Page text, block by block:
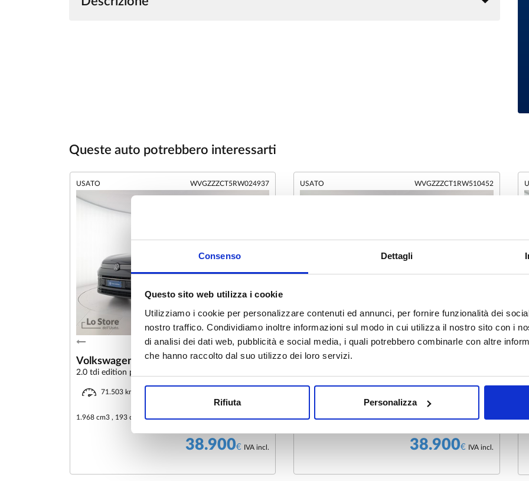
Consenso Dettagli
Questo sito web utilizza i cookie
Utilizziamo i cookie per personalizzare contenuti ed annunci, per fornire funzionalità dei
nostro traffico. Condividiamo inoltre informazioni sul modo in cui utilizza il nostro sito con i
di analisi dei dati web, pubblicità e social media, i quali potrebbero combinarle con altre
che hanno raccolto dal suo utilizzo dei loro servizi.
Rifiuta Personalizza
Queste auto potrebbero interessarti
USATO WVGZZZCT5RW024937
1/10
Volkswagen Tiguan
2.0 tdi edition plus 4motion 193cv dsg
71.503 km
1.968 cm3 , 193 cv , Euro6
38.900€ IVA incl.
USATO WVGZZZCT1RW510452
1/10
Volkswagen Tiguan
1.968 cm3 , 193 cv , Euro6
38.900€ IVA incl.